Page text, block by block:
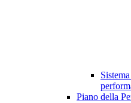
Piano della